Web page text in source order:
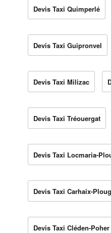
Devis Taxi Quimperlé
Devis Taxi Guipronvel
Devis Taxi Milizac
Devis Taxi Tréouergat
Devis Taxi Locmaria-
Devis Taxi Carhaix-
Devis Taxi Cléden-Poher